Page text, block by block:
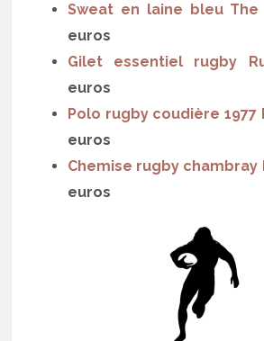
Sweat en laine bleu The
euros
Gilet essentiel rugby
euros
Polo rugby coudière 1977
euros
Chemise rugby chambray
euros